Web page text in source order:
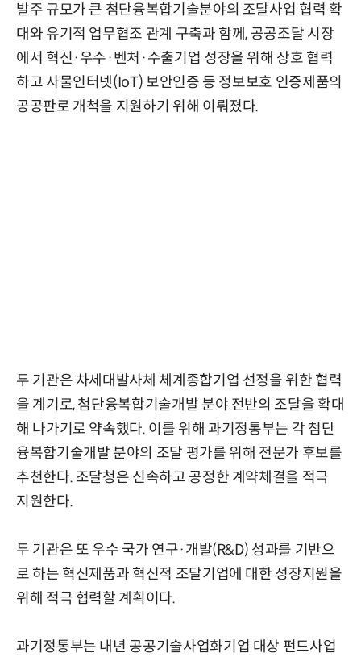
발주 규모가 큰 첨단융복합기술분야의 조달사업 협력 확
대와 유기적 업무협조 관계 구축과 함께, 공공조달 시장
에서 혁신·우수·벤처·수출기업 성장을 위해 상호 협력
하고 사물인터넷(IoT) 보안인증 등 정보보호 인증제품의
공공판로 개척을 지원하기 위해 이뤄졌다.
두 기관은 차세대발사체 체계종합기업 선정을 위한 협력
을 계기로, 첨단융복합기술개발 분야 전반의 조달을 확대
해 나가기로 약속했다. 이를 위해 과기정통부는 각 첨단
융복합기술개발 분야의 조달 평가를 위해 전문가 후보를
추천한다. 조달청은 신속하고 공정한 계약체결을 적극
지원한다.
두 기관은 또 우수 국가 연구·개발(R&D) 성과를 기반으
로 하는 혁신제품과 혁신적 조달기업에 대한 성장지원을
위해 적극 협력할 계획이다.
과기정통부는 내년 공공기술사업화기업 대상 펀드사업